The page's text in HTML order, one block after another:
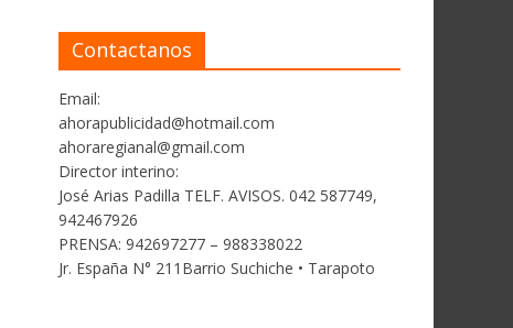
Contactanos
Email:
ahorapublicidad@hotmail.com
ahoraregianal@gmail.com
Director interino:
José Arias Padilla TELF. AVISOS. 042 587749,
942467926
PRENSA: 942697277 – 988338022
Jr. España N° 211Barrio Suchiche • Tarapoto